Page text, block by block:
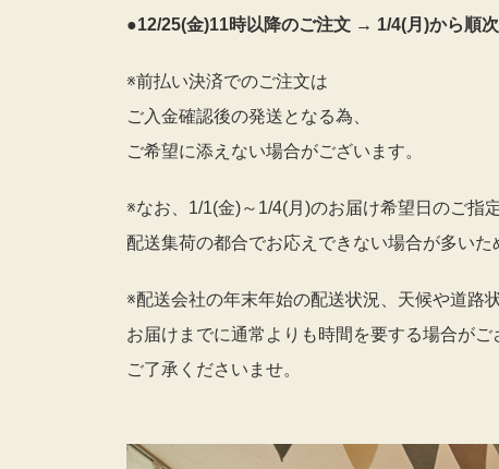
●12/25(金)11時以降のご注文 → 1/4(月)から順次
※前払い決済でのご注文は
ご入金確認後の発送となる為、
ご希望に添えない場合がございます。
※なお、1/1(金)～1/4(月)のお届け希望日のご指
配送集荷の都合でお応えできない場合が多いた
※配送会社の年末年始の配送状況、天候や道路
お届けまでに通常よりも時間を要する場合がご
ご了承くださいませ。